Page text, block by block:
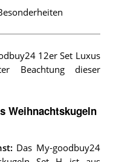
12er Set Luxus
Beachtung dieser
Weihnachtskugeln
: Das My-goodbuy24